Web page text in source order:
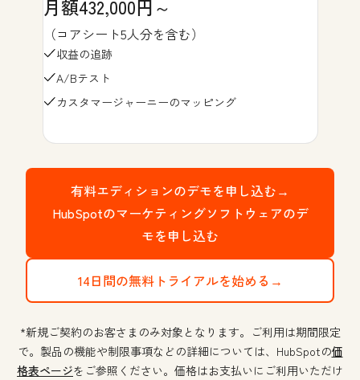
月額432,000円～
（コアシート5人分を含む）
収益の追跡
A/Bテスト
カスタマージャーニーのマッピング
有料エディションのデモを申し込む→
HubSpotのマーケティングソフトウェアのデ
モを申し込む
14日間の無料トライアルを始める→
*新規ご契約のお客さまのみ対象となります。ご利用は期間限定
で。製品の機能や制限事項などの詳細については、HubSpotの価
格表ページをご参照ください。価格はお支払いにご利用いただけ